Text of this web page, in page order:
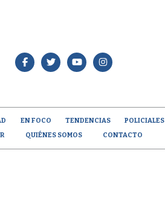
EN FOCO TENDENCIAS POLICIALES
QUIÉNES SOMOS CONTACTO